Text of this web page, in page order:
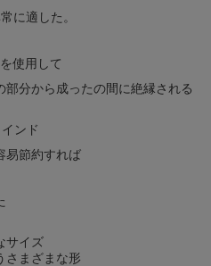
に適した。
使用して
分から成ったの間に絶縁される
ンド
易節約すれば
サイズ
さまざまな形